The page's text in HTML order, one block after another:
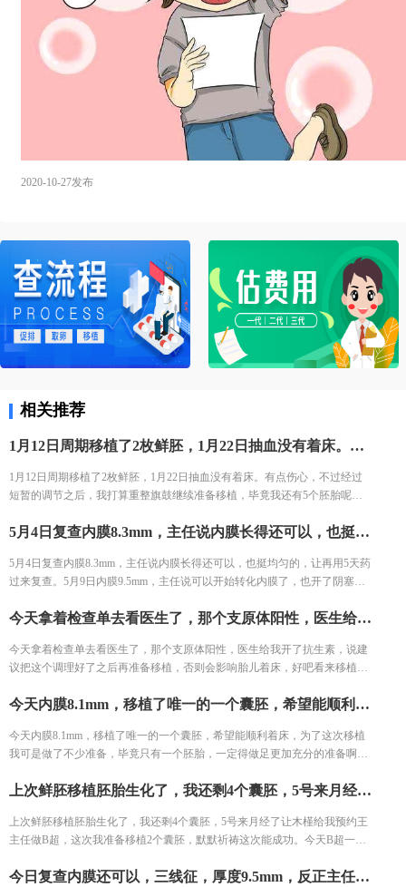
2020-10-27发布
相关推荐
1月12日周期移植了2枚鲜胚，1月22日抽血没有着床。有点伤心，不过经过短暂的调节之后，我打算重整旗鼓继续准备移植，毕竟我还有5个胚胎呢。不过由于疫情的原因，移植计划也是不断往后延迟，终于四月份疫情得到了控制，大家都渐渐恢复了正常的生活，医院也正式开始上班啦。我的移植计划终于可以提上日程了，哎。
1月12日周期移植了2枚鲜胚，1月22日抽血没有着床。有点伤心，不过经过
短暂的调节之后，我打算重整旗鼓继续准备移植，毕竟我还有5个胚胎呢。
控制，大家都渐渐恢复了正常的生活，医院也正式开始上班啦。我的移植计
5月4日复查内膜8.3mm，主任说内膜长得还可以，也挺均匀的，让再用5天药过来复查。5月9日内膜9.5mm，主任说可以开始转化内膜了，也开了阴塞的安琪坦，一天3次，每次塞2粒，这个药用起来就是比较麻烦一点，不过我可不想打黄体酮，每天打哪里受得住。3天后移植，然后确认了移植时间5月12日早上10点移植，
5月4日复查内膜8.3mm，主任说内膜长得还可以，也挺均匀的，让再用5天药
过来复查。5月9日内膜9.5mm，主任说可以开始转化内膜了，也开了阴塞的
不想打黄体酮，每天打哪里受得住。3天后移植，然后确认了移植时间5月12今天拿着检查单去看医生了，那个支原体阳性，医生给我开了抗生素，说建议把这个调理好了之后再准备移植，否则会影响胎儿着床，好吧看来移植又得再往后拖一拖了。
今天拿着检查单去看医生了，那个支原体阳性，医生给我开了抗生素，说建
议把这个调理好了之后再准备移植，否则会影响胎儿着床，好吧看来移植又
今天内膜8.1mm，移植了唯一的一个囊胚，希望能顺利着床，为了这次移植我可是做了不少准备，毕竟只有一个胚胎，一定得做足更加充分的准备啊。子宫搔刮，每天跑步，吃叶酸和子宫康，希望抽血有好消息。
今天内膜8.1mm，移植了唯一的一个囊胚，希望能顺利着床，为了这次移植
我可是做了不少准备，毕竟只有一个胚胎，一定得做足更加充分的准备啊。
上次鲜胚移植胚胎生化了，我还剩4个囊胚，5号来月经了让木槿给我预约王主任做B超，这次我准备移植2个囊胚，默默祈祷这次能成功。今天B超一切顺利，4月17日复查，木槿给我开好了药，特别贴心地在每个盒子上写上了用法用量，还交代我例假结束后可以多跑跑步，帮助子宫内膜血液流动，帮助内膜长得更好。
上次鲜胚移植胚胎生化了，我还剩4个囊胚，5号来月经了让木槿给我预约王
主任做B超，这次我准备移植2个囊胚，默默祈祷这次能成功。今天B超一切
用法用量，还交代我例假结束后可以多跑跑步，帮助子宫内膜血液流动，帮
今日复查内膜还可以，三线征，厚度9.5mm，反正主任说都挺好的，让今天晚上开始塞黄体酮，因为移植囊胚，所以转化内膜的时间需要5天也就是4月27日移植，哎，离移植日越近心情越紧张。